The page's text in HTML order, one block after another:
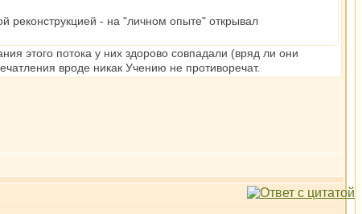
реконструкцией - на "личном опыте" открывал
этого потока у них здорово совпадали (вряд ли они
вроде никак Учению не противоречат.